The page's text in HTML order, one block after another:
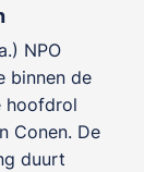
NPO
binnen de
hoofdrol
Conen. De
duurt